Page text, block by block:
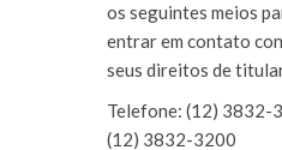
os seguintes meios
entrar em contato
seus direitos de
Telefone: (12)
(12) 3832-3200